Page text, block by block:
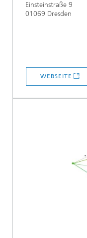
Einsteinstraße 9
01069 Dresden
WEBSEITE